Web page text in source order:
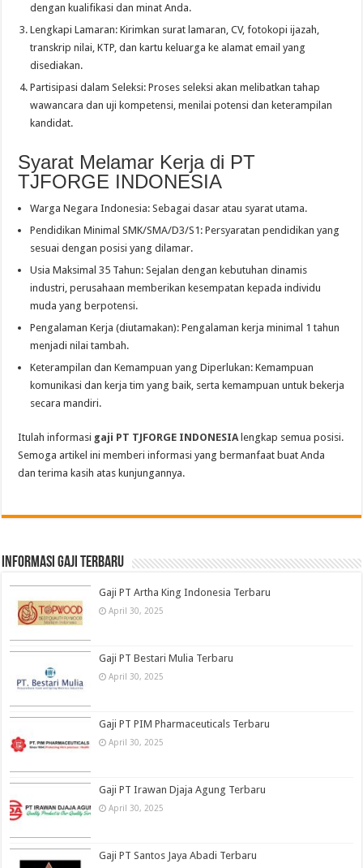
dengan kualifikasi dan minat Anda.
Lengkapi Lamaran: Kirimkan surat lamaran, CV, fotokopi ijazah,
transkrip nilai, KTP, dan kartu keluarga ke alamat email yang
disediakan.
Partisipasi dalam Seleksi: Proses seleksi akan melibatkan tahap
wawancara dan uji kompetensi, menilai potensi dan keterampilan
kandidat.
Syarat Melamar Kerja di PT
TJFORGE INDONESIA
Warga Negara Indonesia: Sebagai dasar atau syarat utama.
Pendidikan Minimal SMK/SMA/D3/S1: Persyaratan pendidikan yang
sesuai dengan posisi yang dilamar.
Usia Maksimal 35 Tahun: Sejalan dengan kebutuhan dinamis
industri, perusahaan memberikan kesempatan kepada individu
muda yang berpotensi.
Pengalaman Kerja (diutamakan): Pengalaman kerja minimal 1 tahun
menjadi nilai tambah.
Keterampilan dan Kemampuan yang Diperlukan: Kemampuan
komunikasi dan kerja tim yang baik, serta kemampuan untuk bekerja
secara mandiri.
Itulah informasi gaji PT TJFORGE INDONESIA lengkap semua posisi.
Semoga artikel ini memberi informasi yang bermanfaat buat Anda
dan terima kasih atas kunjungannya.
informasi gaji terbaru
Gaji PT Artha King Indonesia Terbaru
April 30, 2025
Gaji PT Bestari Mulia Terbaru
April 30, 2025
Gaji PT PIM Pharmaceuticals Terbaru
April 30, 2025
Gaji PT Irawan Djaja Agung Terbaru
April 30, 2025
Gaji PT Santos Jaya Abadi Terbaru